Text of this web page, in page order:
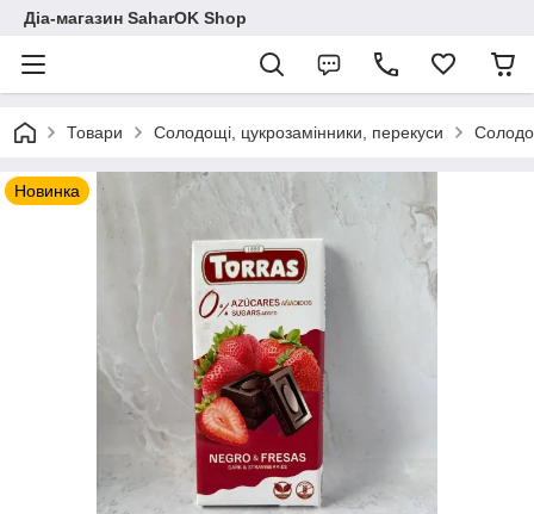
Діа-магазин SaharOK Shop
Товари Солодощі, цукрозамінники, перекуси
Новинка